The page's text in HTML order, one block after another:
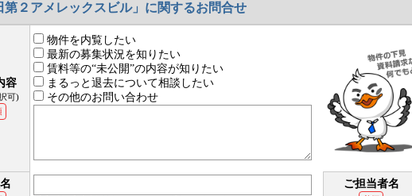
第２アメレックスビル」に関するお問合せ
容
可)
物件を内覧したい
最新の募集状況を知りたい
賃料等の“未公開”の内容が知りたい
まるっと退去について相談したい
その他のお問い合わせ
ご担当者名